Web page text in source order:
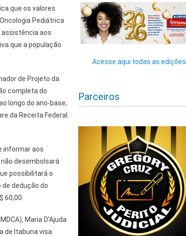
que os valores
Pediátrica
assistência aos
que a população
de Projeto da
completa do
longo do ano-base;
da Receita Federal.
informar aos
desembolsará
possibilitará o
dedução do
60,00.
Maria D’Ajuda
de Itabuna visa
Acesse aqui todas as edições
Parceiros